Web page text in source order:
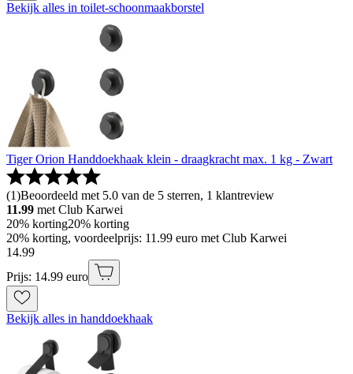
Bekijk alles in toilet-schoonmaakborstel
Tiger Orion Handdoekhaak klein - draagkracht max. 1 kg - Zwart
(1)Beoordeeld met 5.0 van de 5 sterren, 1 klantreview
11.99 met Club Karwei
20% korting20% korting
20% korting, voordeelprijs: 11.99 euro met Club Karwei
14.99
Prijs: 14.99 euro
Bekijk alles in handdoekhaak